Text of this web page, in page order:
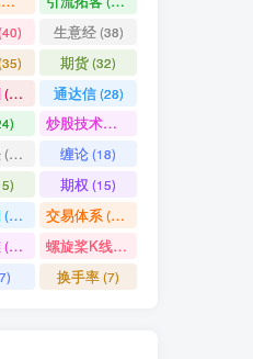
生意经(38)
期货(32)
(30) 通达信(28)
炒股技术形态
(20) 缠论(18)
期权 (15)
(14) 交易体系(12)
(12) 螺旋桨K线
(11)
换手率(7)
排名
荐
业概念指标代码图解
意思？炒股你必须懂的暗语！